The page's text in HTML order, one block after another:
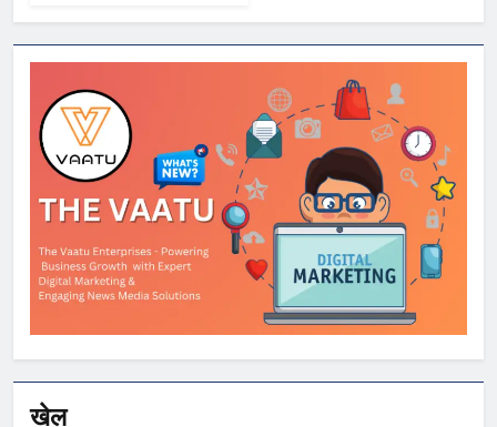
में भारी बारिश का अलर्ट,
Kerala और Odisha
खेल